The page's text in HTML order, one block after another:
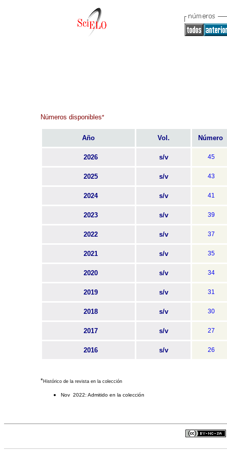
Números disponibles*
Año Vol. Número
2026 s/v 45
2025 s/v 43
2024 s/v 41
2023 s/v 39
2022 s/v 37
2021 s/v 35
2020 s/v 34
2019 s/v 31
2018 s/v 30
2017 s/v 27
2016 s/v 26
*Histórico de la revista en la colección
Nov 2022: Admitido en la colección